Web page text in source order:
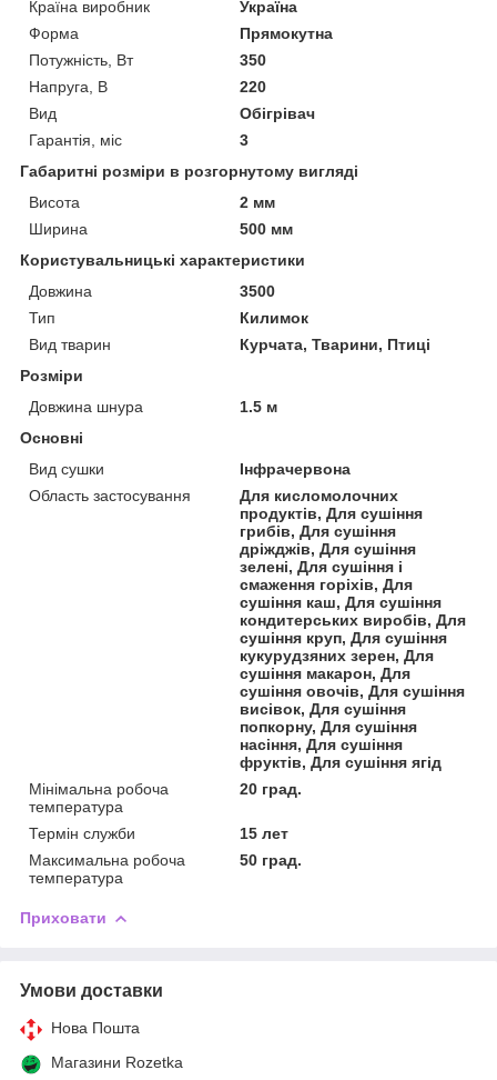
Країна виробник
Україна
Форма
Прямокутна
Потужність, Вт
350
Напруга, В
220
Вид
Обігрівач
Гарантія, міс
3
Габаритні розміри в розгорнутому вигляді
Висота
2 мм
Ширина
500 мм
Користувальницькі характеристики
Довжина
3500
Тип
Килимок
Вид тварин
Курчата, Тварини, Птиці
Розміри
Довжина шнура
1.5 м
Основні
Вид сушки
Інфрачервона
Область застосування
Для кисломолочних
продуктів, Для сушіння
грибів, Для сушіння
дріжджів, Для сушіння
зелені, Для сушіння і
смаження горіхів, Для
сушіння каш, Для сушіння
кондитерських виробів, Для
сушіння круп, Для сушіння
кукурудзяних зерен, Для
сушіння макарон, Для
сушіння овочів, Для сушіння
висівок, Для сушіння
попкорну, Для сушіння
насіння, Для сушіння
фруктів, Для сушіння ягід
Мінімальна робоча
температура
20 град.
Термін служби
15 лет
Максимальна робоча
температура
50 град.
Приховати
Умови доставки
Нова Пошта
Магазини Rozetka